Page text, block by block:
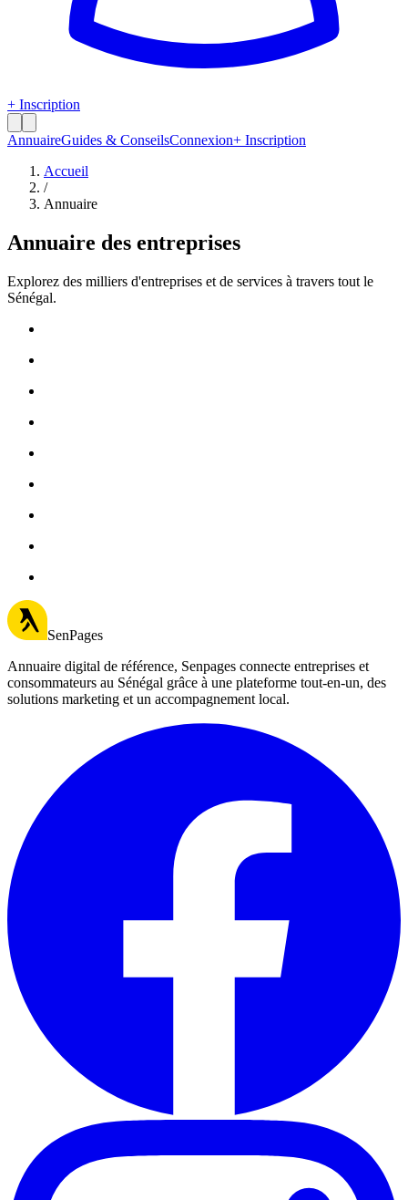
+ Inscription
AnnuaireGuides & ConseilsConnexion+ Inscription
Accueil
/
Annuaire
Annuaire des entreprises
Explorez des milliers d'entreprises et de services à travers tout le
Sénégal.
SenPages
Annuaire digital de référence, Senpages connecte entreprises et
consommateurs au Sénégal grâce à une plateforme tout-en-un, des
solutions marketing et un accompagnement local.